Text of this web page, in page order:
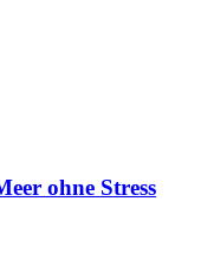
ohne Stress